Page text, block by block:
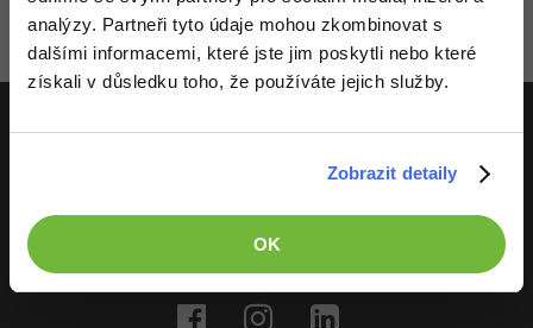
analýzy. Partneři tyto údaje mohou zkombinovat s
dalšími informacemi, které jste jim poskytli nebo které
získali v důsledku toho, že používáte jejich služby.
Zobrazit detaily
OK
Copywriter
WordPress specialista
Algoritmy -41%
-10%
Více
Fórum
Time management
Sítě
Kybernetická bezpečnost
Ostatní
Učíme národ IT